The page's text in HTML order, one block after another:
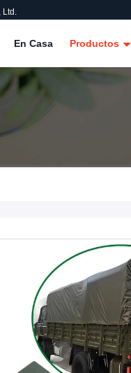
Ltd.
En Casa Productos